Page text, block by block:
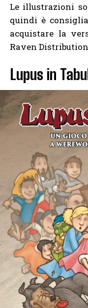
Le illustrazioni
quindi è
acquistare la
Raven
Lupus in